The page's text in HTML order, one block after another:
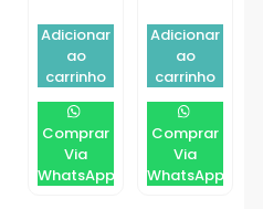
Adicionar
ao
carrinho
Comprar
Via
WhatsApp
Adicionar
ao
carrinho
Comprar
Via
WhatsApp